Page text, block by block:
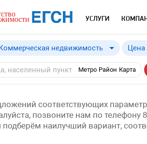
УСЛУГИ
недвижимость Цена
Метро Район Карта
соответствующих
позвоните нам по телефону
наилучший вариант,